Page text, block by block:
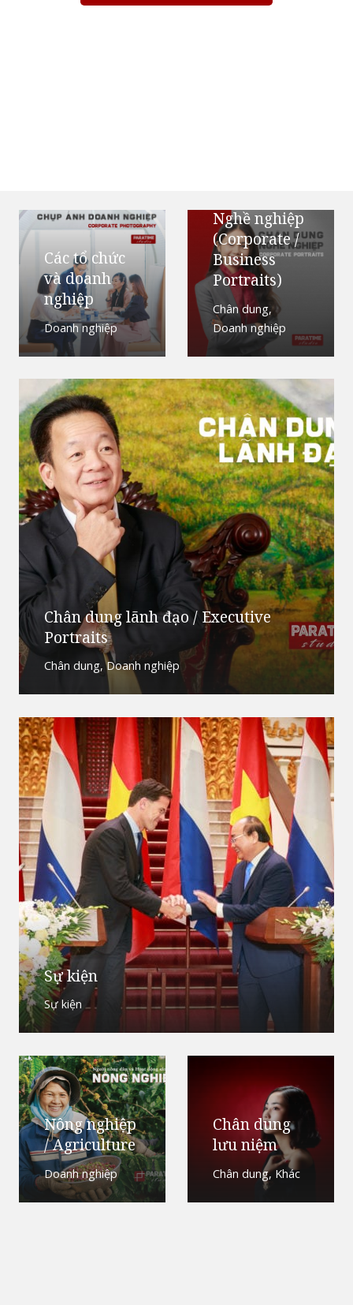
Các tổ chức
và doanh
nghiệp
Doanh nghiệp
Nghề nghiệp
(Corporate /
Business
Portraits)
Chân dung,
Doanh nghiệp
Chân dung lãnh đạo / Executive
Portraits
Chân dung,Doanh nghiệp
Sự kiện
Sự kiện
Nông nghiệp
/ Agriculture
Doanh nghiệp
Chân dung
lưu niệm
Chân dung,Khác